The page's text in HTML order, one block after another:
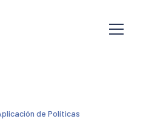
de Políticas